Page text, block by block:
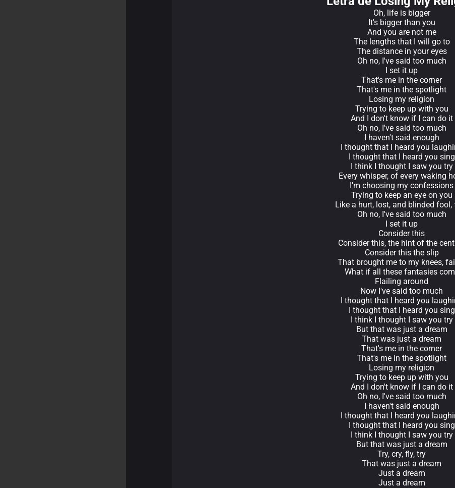
Oh, life is bigger
It's bigger than you
And you are not me
The lengths that I will go to
The distance in your eyes
Oh no, I've said too much
I set it up
That's me in the corner
That's me in the spotlight
Losing my religion
Trying to keep up with you
And I don't know if I can do it
Oh no, I've said too much
I haven't said enough
I thought that I heard you
I thought that I heard you sing
I think I thought I saw you try
Every whisper, of every waking
I'm choosing my confessions
Trying to keep an eye on you
Like a hurt, lost, and blinded fool,
Oh no, I've said too much
I set it up
Consider this
Consider this, the hint of the
Consider this the slip
That brought me to my knees,
What if all these fantasies
Flailing around
Now I've said too much
I thought that I heard you
I thought that I heard you sing
I think I thought I saw you try
But that was just a dream
That was just a dream
That's me in the corner
That's me in the spotlight
Losing my religion
Trying to keep up with you
And I don't know if I can do it
Oh no, I've said too much
I haven't said enough
I thought that I heard you
I thought that I heard you sing
I think I thought I saw you try
But that was just a dream
Try, cry, fly, try
That was just a dream
Just a dream
Just a dream